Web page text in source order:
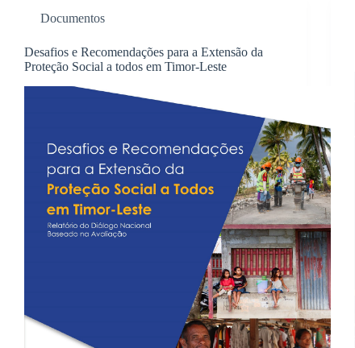
Documentos
Desafios e Recomendações para a Extensão da
Proteção Social a todos em Timor-Leste